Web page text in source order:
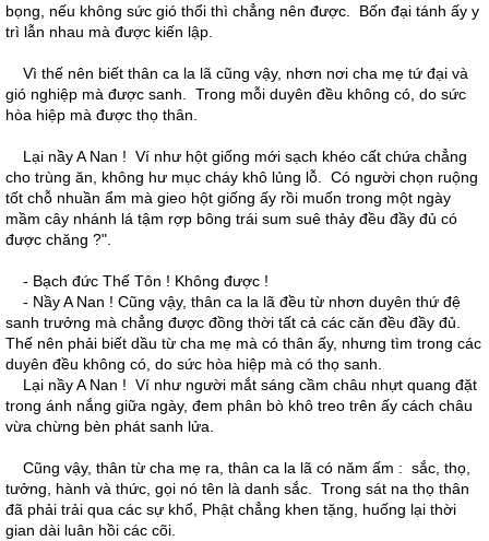
bọng, nếu không sức gió thổi thì chẳng nên được. Bốn đại tánh ấy y
trì lẫn nhau mà được kiến lập.
Vì thế nên biết thân ca la lã cũng vậy, nhơn nơi cha mẹ tứ đại và
gió nghiệp mà được sanh. Trong mỗi duyên đều không có, do sức
hòa hiệp mà được thọ thân.
Lại nầy A Nan ! Ví như hột giống mới sạch khéo cất chứa chẳng
cho trùng ăn, không hư mục cháy khô lủng lỗ. Có người chọn ruộng
tốt chỗ nhuần ẩm mà gieo hột giống ấy rồi muốn trong một ngày
mầm cây nhánh lá tậm rợp bông trái sum suê thảy đều đầy đủ có
được chăng ?".
- Bạch đức Thế Tôn ! Không được !
- Nầy A Nan ! Cũng vậy, thân ca la lã đều từ nhơn duyên thứ đệ
sanh trưởng mà chẳng được đồng thời tất cả các căn đều đầy đủ.
Thế nên phải biết dầu từ cha mẹ mà có thân ấy, nhưng tìm trong các
duyên đều không có, do sức hòa hiệp mà có thọ sanh.
Lại nầy A Nan ! Ví như người mắt sáng cầm châu nhựt quang đặt
trong ánh nắng giữa ngày, đem phân bò khô treo trên ấy cách châu
vừa chừng bèn phát sanh lửa.
Cũng vậy, thân từ cha mẹ ra, thân ca la lã có năm ấm : sắc, thọ,
tưởng, hành và thức, gọi nó tên là danh sắc. Trong sát na thọ thân
đã phải trải qua các sự khổ, Phật chẳng khen tặng, huống lại thời
gian dài luân hồi các cõi.